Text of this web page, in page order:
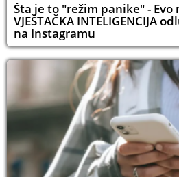
Šta je to "režim panike" - Evo
VJEŠTAČKA INTELIGENCIJA
na Instagramu